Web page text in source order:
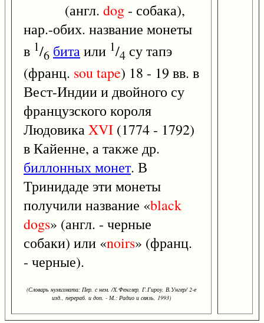
(англ. dog - собака),
нар.-обих. название монеты
в 1/6 битаили 1/4 су тапэ
(франц. soutape) 18 - 19 вв. в
Вест-Индии и двойного су
французского короля
ЛюдовикаXVI (1774 - 1792)
в Кайенне, а также др.
биллонных монет. В
Тринидаде эти монеты
получили название «black
dogs» (англ. - черные
собаки) или «noirs» (франц.
- черные).
(Словарь нумизмата: Пер. с нем. /Х.Фенглер, Г.Гироу, В.Унгер/ 2-е
изд., перераб. и доп. - М.: Радио и связь, 1993)